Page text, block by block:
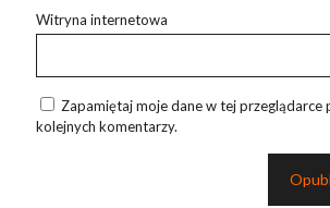
Witryna internetowa
Zapamiętaj moje dane w tej przeglądarce
kolejnych komentarzy.